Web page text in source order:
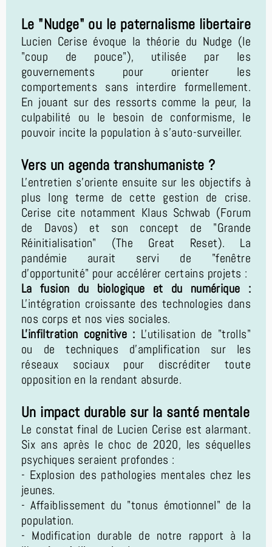
Le "Nudge" ou le paternalisme libertaire
Lucien Cerise évoque la théorie du Nudge (le
"coup de pouce"), utilisée par les
gouvernements pour orienter les
comportements sans interdire formellement.
En jouant sur des ressorts comme la peur, la
culpabilité ou le besoin de conformisme, le
pouvoir incite la population à s'auto-surveiller.
Vers un agenda transhumaniste ?
L'entretien s'oriente ensuite sur les objectifs à
plus long terme de cette gestion de crise.
Cerise cite notamment Klaus Schwab (Forum
de Davos) et son concept de "Grande
Réinitialisation" (The Great Reset). La
pandémie aurait servi de "fenêtre
d'opportunité" pour accélérer certains projets :
La fusion du biologique et du numérique :
L'intégration croissante des technologies dans
nos corps et nos vies sociales.
L'infiltration cognitive : L'utilisation de "trolls"
ou de techniques d'amplification sur les
réseaux sociaux pour discréditer toute
opposition en la rendant absurde.
Un impact durable sur la santé mentale
Le constat final de Lucien Cerise est alarmant.
Six ans après le choc de 2020, les séquelles
psychiques seraient profondes :
- Explosion des pathologies mentales chez les
jeunes.
- Affaiblissement du "tonus émotionnel" de la
population.
- Modification durable de notre rapport à la